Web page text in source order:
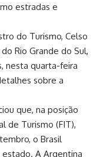
estradas e
do Turismo, Celso
Rio Grande do Sul,
nesta quarta-feira
sobre a
que, na posição
de Turismo (FIT),
o Brasil
A Argentina